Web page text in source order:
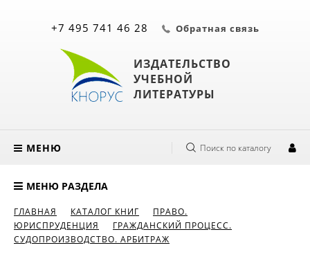
ИЗДАТЕЛЬСТВО
УЧЕБНОЙ
ЛИТЕРАТУРЫ
+7 495 741 46 28 Обратная связь
МЕНЮ Поиск по каталогу
МЕНЮ РАЗДЕЛА
ГЛАВНАЯ КАТАЛОГ КНИГ
ПРАВО.
ЮРИСПРУДЕНЦИЯ
ГРАЖДАНСКИЙ ПРОЦЕСС.
СУДОПРОИЗВОДСТВО. АРБИТРАЖ